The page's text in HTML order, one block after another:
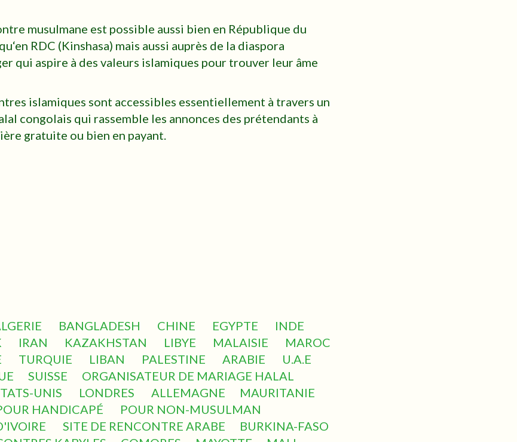
musulmane est possible aussi bien en République du
RDC (Kinshasa) mais aussi auprès de la diaspora
qui aspire à des valeurs islamiques pour trouver leur âme
islamiques sont accessibles essentiellement à travers un
congolais qui rassemble les annonces des prétendants à
gratuite ou bien en payant.
BANGLADESH CHINE EGYPTE
INDE
IRAN KAZAKHSTAN LIBYE MALAISIE
MAROC
TURQUIE LIBAN PALESTINE ARABIE
U.A.E
SUISSE
ORGANISATEUR DE MARIAGE HALAL
UNIS LONDRES ALLEMAGNE
MAURITANIE
HANDICAPÉ
POUR NON-MUSULMAN
SITE DE RENCONTRE ARABE
BURKINA-FASO